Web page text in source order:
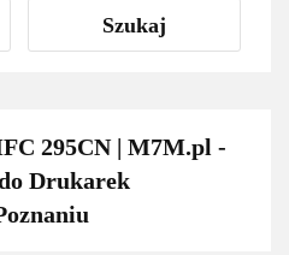
Szukaj
295CN | M7M.pl -
Drukarek